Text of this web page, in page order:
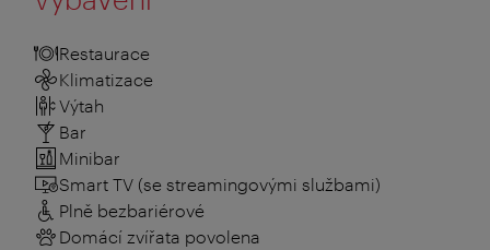
Restaurace
Klimatizace
Výtah
Bar
Minibar
Smart TV (se streamingovými službami)
Plně bezbariérové
Domácí zvířata povolena